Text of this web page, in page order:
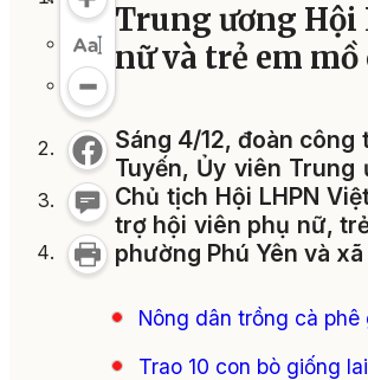
Trung ương Hội
nữ và trẻ em
Sáng 4/12, đoàn công
Tuyến, Ủy viên Trung
Chủ tịch Hội LHPN
trợ hội viên phụ nữ,
phường Phú Yên và
Nông dân trồng cà phê
Trao 10 con bò giống